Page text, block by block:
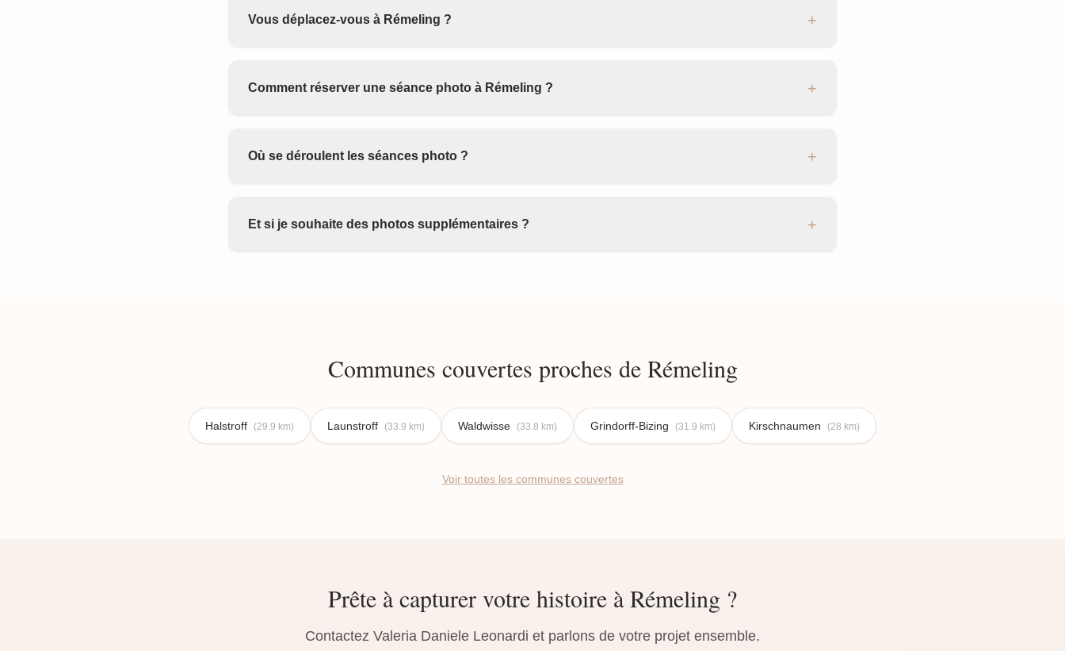
Vous déplacez-vous à Rémeling ? +
Comment réserver une séance photo à Rémeling ? +
Où se déroulent les séances photo ? +
Et si je souhaite des photos supplémentaires ? +
Communes couvertes proches de Rémeling
Halstroff (29.9 km) Launstroff (33.9 km) Waldwisse (33.8 km) Grindorff-Bizing (31.9 km) Kirschnaumen (28 km)
Voir toutes les communes couvertes
Prête à capturer votre histoire à Rémeling ?
Contactez Valeria Daniele Leonardi et parlons de votre projet ensemble.